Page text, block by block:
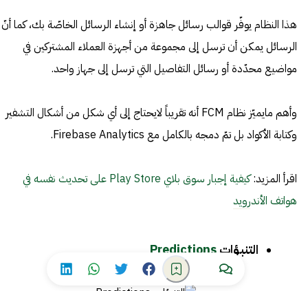
هذا النظام يوفّر قوالب رسائل جاهزة أو إنشاء الرسائل الخاصّة بك، كما أنّ
الرسائل يمكن أن ترسل إلى مجموعة من أجهزة العملاء المشتركين في
مواضيع محدّدة أو رسائل التفاصيل التي ترسل إلى جهاز واحد.
وأهم مايميّز نظام FCM أنه تقريباً لايحتاج إلى أي شكل من أشكال التشفير
وكتابة الأكواد بل تمّ دمجه بالكامل مع Firebase Analytics.
اقرأ المزيد:
كيفية إجبار سوق بلاي Play Store على تحديث نفسه في
هواتف الأندرويد
التنبؤاتPredictions